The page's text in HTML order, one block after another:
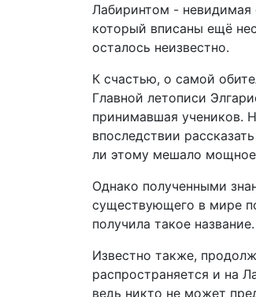
Лабиринтом - невидимая
который вписаны ещё
осталось неизвестно.
К счастью, о самой
Главной летописи
принимавшая учеников.
впоследствии
ли этому мешало мощное
Однако полученными
существующего в мире
получила такое название.
Известно также,
распространяется и на
ведь никто не может